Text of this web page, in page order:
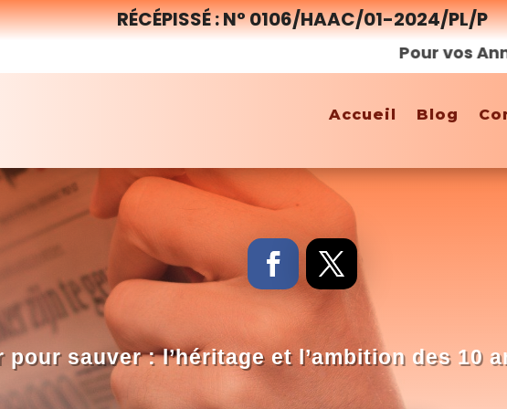
RÉCÉPISSÉ : N° 0106/HAAC/01-2024/PL/P
Pour vos
Accueil Blog
pour sauver : l’héritage et l’ambition des 10